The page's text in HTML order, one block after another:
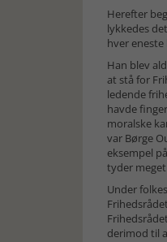
Herefter
lykkedes
hver
Han blev
at stå for
ledende
havde
moralske
var Børge
eksempel
tyder
Under
derimod til